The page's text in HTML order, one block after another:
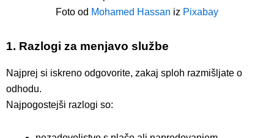
Foto od Mohamed Hassan iz Pixabay
1. Razlogi za menjavo službe
Najprej si iskreno odgovorite, zakaj sploh razmišljate o
odhodu.
Najpogostejši razlogi so: